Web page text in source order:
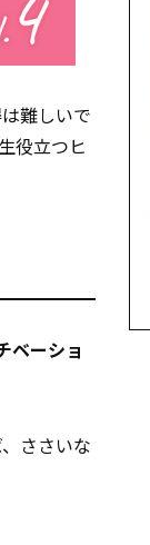
難しいで
役立つヒ
ベーショ
ささいな